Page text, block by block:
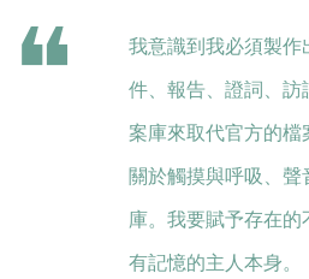
我意識到我必須製作
件、報告、證詞、訪
案庫來取代官方的檔
關於觸摸與呼吸、
庫。我要賦予存在
有記憶的主人本身。